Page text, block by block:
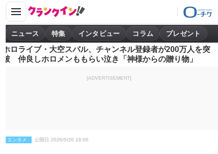
ニュース 特集 インタビュー コラム プレゼント
ホロライブ・大空スバル、チャンネル登録者が200万人を突
破 仲良しホロメンももらい泣き「神様からの贈り物」
[ADVERTISEMENT]
エンタメ 公開日 2026/5/20 18:00